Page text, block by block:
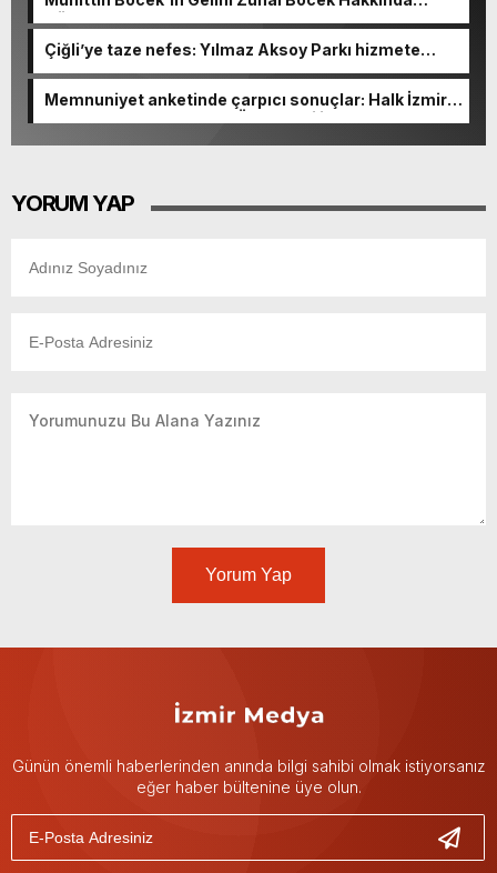
Gözaltı Kararı!
Çiğli’ye taze nefes: Yılmaz Aksoy Parkı hizmete
Memnuniyet anketinde çarpıcı sonuçlar: Halk İzmirli
başkanlardan memnun, Ömer Eşki ilk sırada
YORUM YAP
Yorum Yap
Günün önemli haberlerinden anında bilgi sahibi olmak istiyorsanız
eğer haber bültenine üye olun.